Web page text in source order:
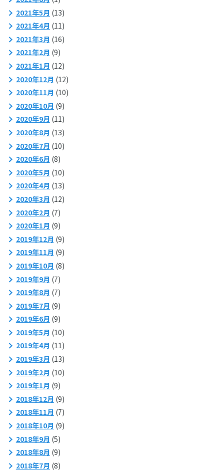
2021年5月 (13)
2021年4月 (11)
2021年3月 (16)
2021年2月 (9)
2021年1月 (12)
2020年12月 (12)
2020年11月 (10)
2020年10月 (9)
2020年9月 (11)
2020年8月 (13)
2020年7月 (10)
2020年6月 (8)
2020年5月 (10)
2020年4月 (13)
2020年3月 (12)
2020年2月 (7)
2020年1月 (9)
2019年12月 (9)
2019年11月 (9)
2019年10月 (8)
2019年9月 (7)
2019年8月 (7)
2019年7月 (9)
2019年6月 (9)
2019年5月 (10)
2019年4月 (11)
2019年3月 (13)
2019年2月 (10)
2019年1月 (9)
2018年12月 (9)
2018年11月 (7)
2018年10月 (9)
2018年9月 (5)
2018年8月 (9)
2018年7月 (8)